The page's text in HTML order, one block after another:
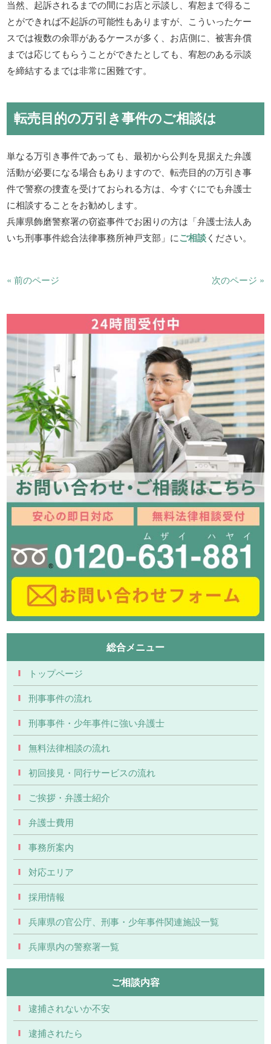
当然、起訴されるまでの間にお店と示談し、宥恕まで得るこ
とができれば不起訴の可能性もありますが、こういったケー
スでは複数の余罪があるケースが多く、お店側に、被害弁償
までは応じてもらうことができたとしても、宥恕のある示談
を締結するまでは非常に困難です。
転売目的の万引き事件のご相談は
単なる万引き事件であっても、最初から公判を見据えた弁護
活動が必要になる場合もありますので、転売目的の万引き事
件で警察の捜査を受けておられる方は、今すぐにでも弁護士
に相談することをお勧めします。
兵庫県飾磨警察署の窃盗事件でお困りの方は「弁護士法人あ
いち刑事事件総合法律事務所神戸支部」にご相談ください。
« 前のページ 次のページ »
総合メニュー
トップページ
刑事事件の流れ
刑事事件・少年事件に強い弁護士
無料法律相談の流れ
初回接見・同行サービスの流れ
ご挨拶・弁護士紹介
弁護士費用
事務所案内
対応エリア
採用情報
兵庫県の官公庁、刑事・少年事件関連施設一覧
兵庫県内の警察署一覧
ご相談内容
逮捕されないか不安
逮捕されたら